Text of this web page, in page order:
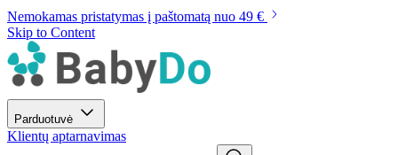
Nemokamas pristatymas į paštomatą nuo 49 €
Skip to Content
Parduotuvė
Klientų aptarnavimas